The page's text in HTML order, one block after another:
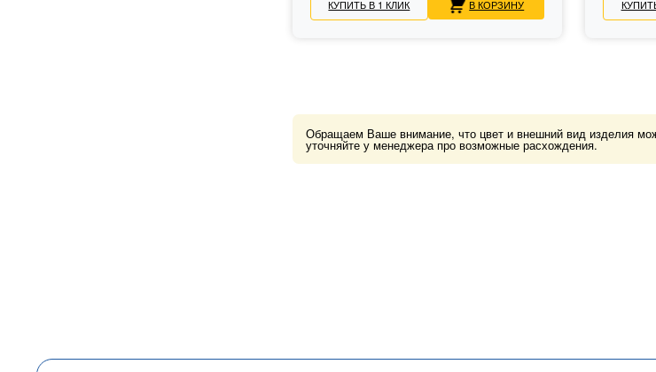
КУПИТЬ В 1 КЛИК В КОРЗИНУ
Обращаем Ваше внимание, что цвет и внешний вид изделия
уточняйте у менеджера про возможные расхождения.